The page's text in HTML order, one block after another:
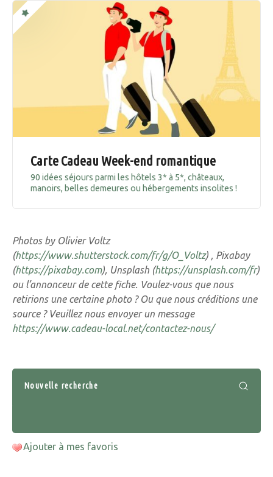
Carte Cadeau Week-end romantique
90 idées séjours parmi les hôtels 3* à 5*, châteaux,
manoirs, belles demeures ou hébergements insolites !
Photos by Olivier Voltz
(https://www.shutterstock.com/fr/g/O_Voltz) , Pixabay
(https://pixabay.com), Unsplash (https://unsplash.com/fr)
ou l’annonceur de cette fiche. Voulez-vous que nous
retirions une certaine photo ? Ou que nous créditions une
source ? Veuillez nous envoyer un message
https://www.cadeau-local.net/contactez-nous/
Nouvelle recherche
Ajouter à mes favoris